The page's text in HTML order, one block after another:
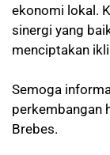
ekonomi lokal.
sinergi yang
menciptakan
Semoga
perkembangan
Brebes.